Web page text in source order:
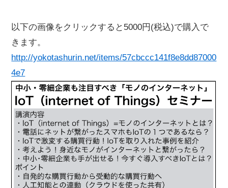
以下の画像をクリックすると5000円(税込)で購入で
きます。
http://yokotashurin.net/items/57cbccc141f8e8dd87000
4e7